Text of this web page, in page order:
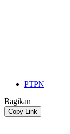
PTPN
Bagikan
Copy Link